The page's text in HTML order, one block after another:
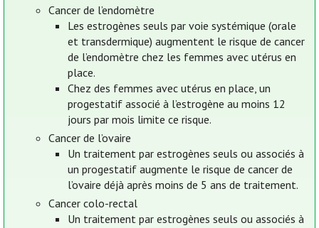
Cancer de l’endomètre
Les estrogènes seuls par voie systémique (orale
et transdermique) augmentent le risque de cancer
de l’endomètre chez les femmes avec utérus en
place.
Chez des femmes avec utérus en place, un
progestatif associé à l’estrogène au moins 12
jours par mois limite ce risque.
Cancer de l’ovaire
Un traitement par estrogènes seuls ou associés à
un progestatif augmente le risque de cancer de
l’ovaire déjà après moins de 5 ans de traitement.
Cancer colo-rectal
Un traitement par estrogènes seuls ou associés à